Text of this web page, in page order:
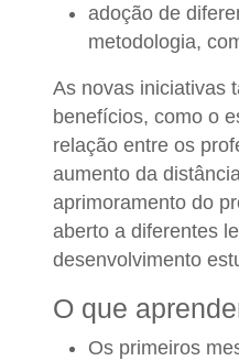
adoção de
metodologia,
As novas iniciativas
benefícios, como o
relação entre os
aumento da
aprimoramento do
aberto a diferentes
desenvolvimento
O que
Os primeiros